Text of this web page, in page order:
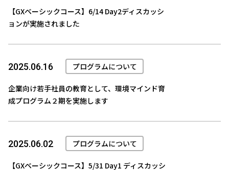
【GXベーシックコース】6/14 Day2ディスカッシ
ョンが実施されました
2025.06.16 プログラムについて
企業向け若手社員の教育として、環境マインド育
成プログラム２期を実施します
2025.06.02 プログラムについて
【GXベーシックコース】5/31 Day1 ディスカッシ